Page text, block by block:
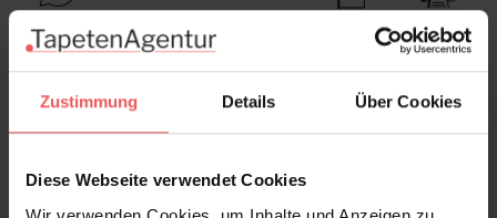
Zustimmung Details Über Cookies
Diese Webseite verwendet Cookies
Sie haben Fragen zum Produkt?
Frage stellen